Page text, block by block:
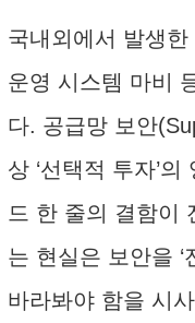
국내외에서 발생
운영 시스템 마비
다. 공급망 보안
상 ‘선택적 투자’
드 한 줄의 결함이
는 현실은 보안을 ‘
바라봐야 함을 시